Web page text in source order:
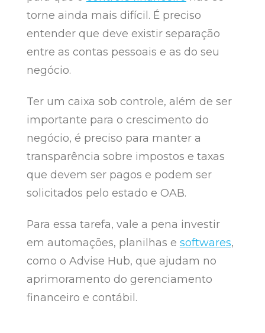
torne ainda mais difícil. É preciso
entender que deve existir separação
entre as contas pessoais e as do seu
negócio.
Ter um caixa sob controle, além de ser
importante para o crescimento do
negócio, é preciso para manter a
transparência sobre impostos e taxas
que devem ser pagos e podem ser
solicitados pelo estado e OAB.
Para essa tarefa, vale a pena investir
em automações, planilhas e softwares,
como o Advise Hub, que ajudam no
aprimoramento do gerenciamento
financeiro e contábil.